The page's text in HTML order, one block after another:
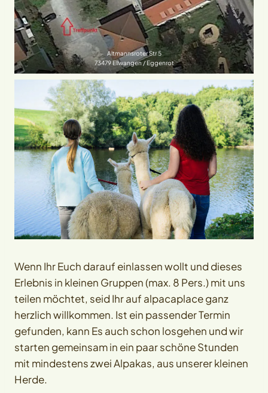
Altmannsroter Str 5
73479 Ellwangen / Eggenrot
Wenn Ihr Euch darauf einlassen wollt und dieses
Erlebnis in kleinen Gruppen (max. 8 Pers.) mit uns
teilen möchtet, seid Ihr auf alpacaplace ganz
herzlich willkommen. Ist ein passender Termin
gefunden, kann Es auch schon losgehen und wir
starten gemeinsam in ein paar schöne Stunden
mit mindestens zwei Alpakas, aus unserer kleinen
Herde.